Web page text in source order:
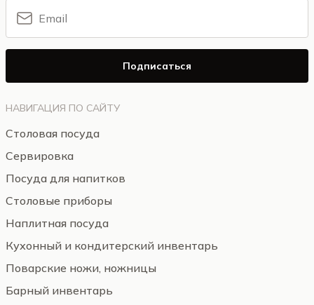
НАВИГАЦИЯ ПО САЙТУ
Столовая посуда
Сервировка
Посуда для напитков
Столовые приборы
Наплитная посуда
Кухонный и кондитерский инвентарь
Поварские ножи, ножницы
Барный инвентарь
Подписаться